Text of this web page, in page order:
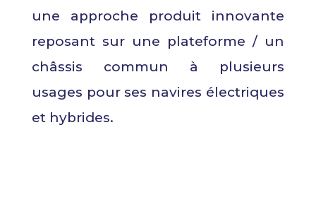
une approche produit innovante
reposant sur une plateforme / un
châssis commun à plusieurs
usages pour ses navires électriques
et hybrides.